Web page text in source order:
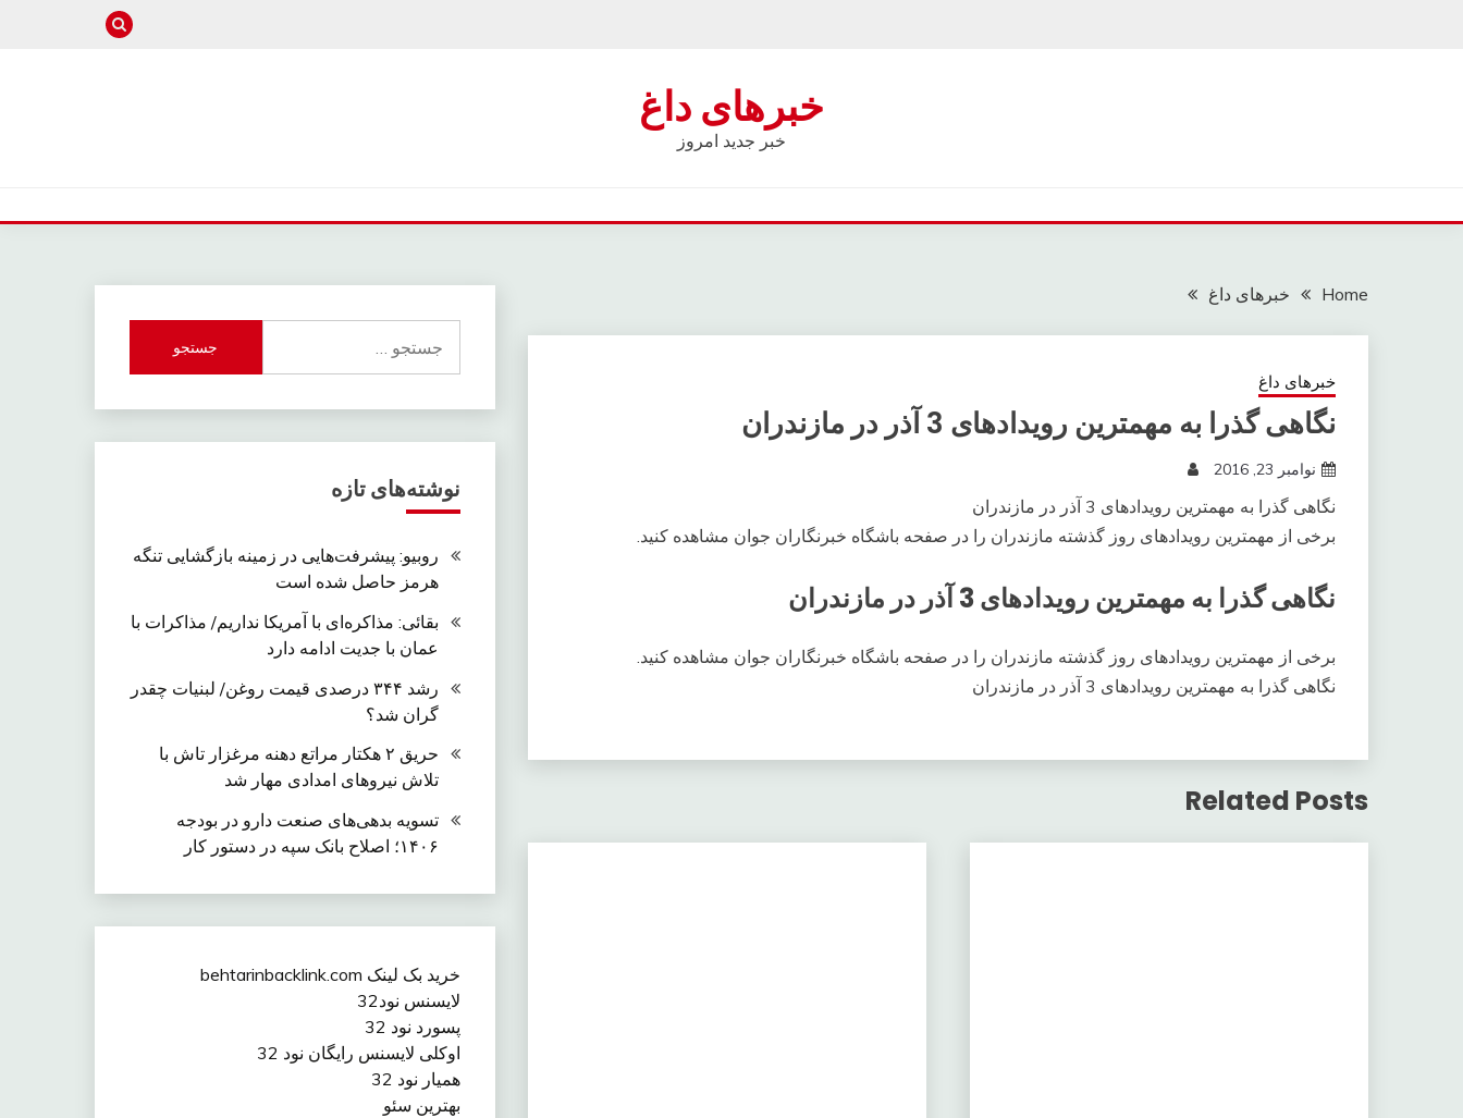
خبرهای داغ
خبر جدید امروز
Home خبرهای داغ
خبرهای داغ
نگاهی گذرا به مهمترین رویدادهای 3 آذر در مازندران
نوامبر 23, 2016
نگاهی گذرا به مهمترین رویدادهای 3 آذر در مازندران
برخی از مهمترین رویدادهای روز گذشته مازندران را در صفحه باشگاه خبرنگاران جوان مشاهده کنید.
نگاهی گذرا به مهمترین رویدادهای 3 آذر در مازندران
برخی از مهمترین رویدادهای روز گذشته مازندران را در صفحه باشگاه خبرنگاران جوان مشاهده کنید.
نگاهی گذرا به مهمترین رویدادهای 3 آذر در مازندران
Related Posts
برای:
نوشته‌های تازه
روبیو: پیشرفت‌هایی در زمینه بازگشایی تنگه
هرمز حاصل شده است
بقائی: مذاکره‌ای با آمریکا نداریم/ مذاکرات با
عمان با جدیت ادامه دارد
رشد ۳۴۴ درصدی قیمت روغن/ لبنیات چقدر
گران شد؟
حریق ۲ هکتار مراتع دهنه مرغزار تاش با
تلاش نیروهای امدادی مهار شد
تسویه بدهی‌های صنعت دارو در بودجه
۱۴۰۶؛ اصلاح بانک سپه در دستور کار
خرید بک لینک behtarinbacklink.com
لایسنس نود32
پسورد نود 32
اوکلی لایسنس رایگان نود 32
همیار نود 32
بهترین سئو